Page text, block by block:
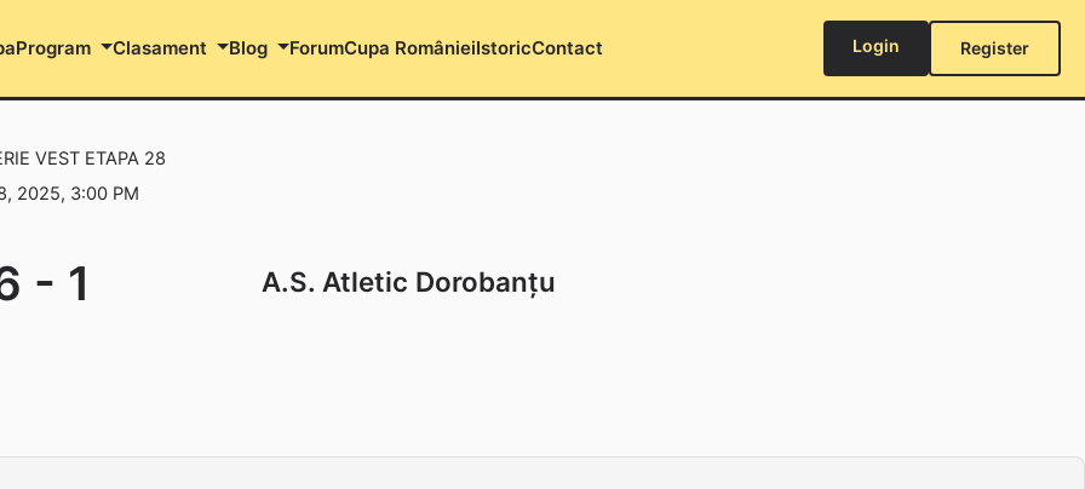
Program Clasament Blog ForumCupa RomânieiIstoricContact Login Register
VEST ETAPA 28
2025, 3:00 PM
- 1 A.S. Atletic Dorobanțu